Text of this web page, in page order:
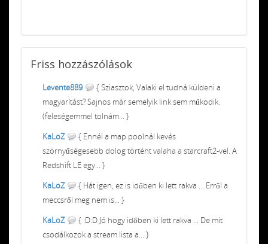
Friss hozzászólások
Levente889
{ Sziasztok, Valaki el tudná küldeni a
magyarítást? Sajnos már semelyik link sem működik.
(feleségemmel tolnám... }
KaLoZ
{ Ennél a map poolnál kevés
szörnyűségesebb dolog történt valaha a starcraft2-vel. A
Redshift LE egy... }
KaLoZ
{ Hát igen, ez is időben ki lett rakva ... Erről a
meccsről meg nem is... }
KaLoZ
{ :D:D Jó hogy időben ki lett rakva ... De mit
csodálkozok a stream lista a... }